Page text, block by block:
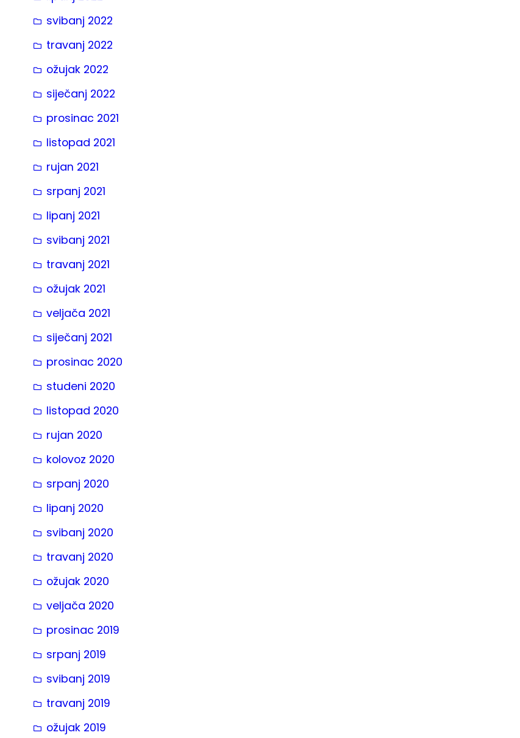
svibanj 2022
travanj 2022
ožujak 2022
siječanj 2022
prosinac 2021
listopad 2021
rujan 2021
srpanj 2021
lipanj 2021
svibanj 2021
travanj 2021
ožujak 2021
veljača 2021
siječanj 2021
prosinac 2020
studeni 2020
listopad 2020
rujan 2020
kolovoz 2020
srpanj 2020
lipanj 2020
svibanj 2020
travanj 2020
ožujak 2020
veljača 2020
prosinac 2019
srpanj 2019
svibanj 2019
travanj 2019
ožujak 2019